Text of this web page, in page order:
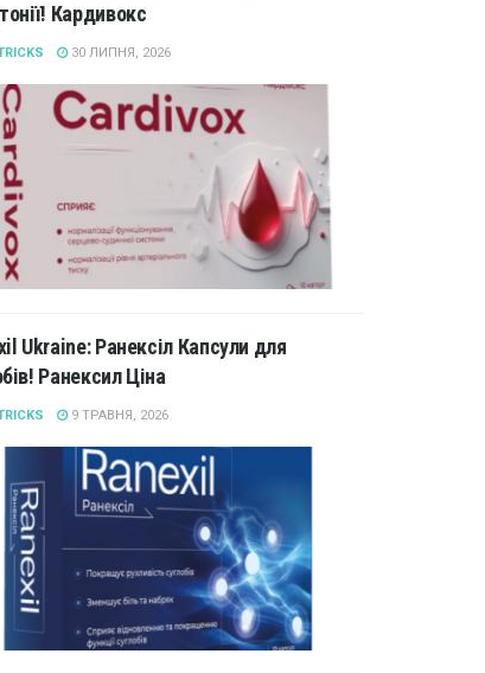
Кардивокс
30 ЛИПНЯ, 2026
Ukraine: Ранексіл Капсули для
Ранексил Ціна
9 ТРАВНЯ, 2026